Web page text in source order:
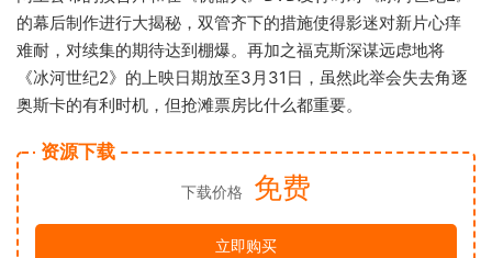
的幕后制作进行大揭秘，双管齐下的措施使得影迷对新片心痒
难耐，对续集的期待达到棚爆。再加之福克斯深谋远虑地将
《冰河世纪2》的上映日期放至3月31日，虽然此举会失去角逐
奥斯卡的有利时机，但抢滩票房比什么都重要。
资源下载
下载价格 免费
立即购买